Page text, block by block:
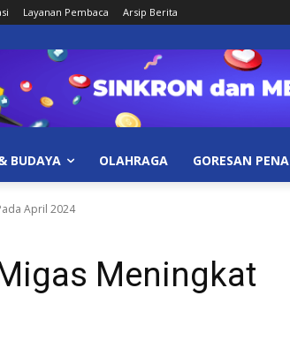
Layanan Pembaca Arsip Berita
BUDAYA OLAHRAGA GORESAN PENA
April 2024
Meningkat